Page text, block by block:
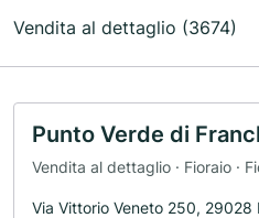
Vendita al dettaglio (3674)
Punto Verde di
Vendita al dettaglio · Fioraio ·
Via Vittorio Veneto 250, 29028